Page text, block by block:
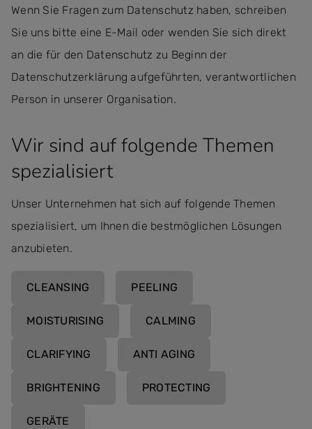
Wenn Sie Fragen zum Datenschutz haben, schreiben
Sie uns bitte eine E-Mail oder wenden Sie sich direkt
an die für den Datenschutz zu Beginn der
Datenschutzerklärung aufgeführten, verantwortlichen
Person in unserer Organisation.
Wir sind auf folgende Themen
spezialisiert
Unser Unternehmen hat sich auf folgende Themen
spezialisiert, um Ihnen die bestmöglichen Lösungen
anzubieten.
CLEANSING PEELING
MOISTURISING CALMING
CLARIFYING ANTI AGING
BRIGHTENING PROTECTING
GERÄTE